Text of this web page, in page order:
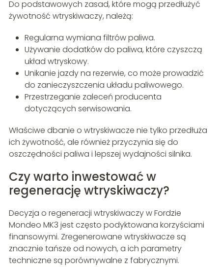
Do podstawowych zasad, które mogą przedłużyć
żywotność wtryskiwaczy, należą:
Regularna wymiana filtrów paliwa.
Używanie dodatków do paliwa, które czyszczą
układ wtryskowy.
Unikanie jazdy na rezerwie, co może prowadzić
do zanieczyszczenia układu paliwowego.
Przestrzeganie zaleceń producenta
dotyczących serwisowania.
Właściwe dbanie o wtryskiwacze nie tylko przedłuża
ich żywotność, ale również przyczynia się do
oszczędności paliwa i lepszej wydajności silnika.
Czy warto inwestować w
regenerację wtryskiwaczy?
Decyzja o regeneracji wtryskiwaczy w Fordzie
Mondeo MK3 jest często podyktowana korzyściami
finansowymi. Zregenerowane wtryskiwacze są
znacznie tańsze od nowych, a ich parametry
techniczne są porównywalne z fabrycznymi.